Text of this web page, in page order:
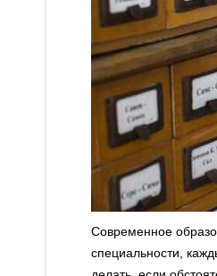
Современное
специальности,